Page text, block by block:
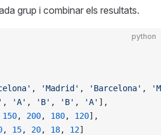
grup i combinar els resultats.
python
, 'Madrid' , 'Barcelona' ,
, 'A' , 'B' , 'B' , 'A' ],
150, 200, 180, 120],
, 15, 20, 18, 12]